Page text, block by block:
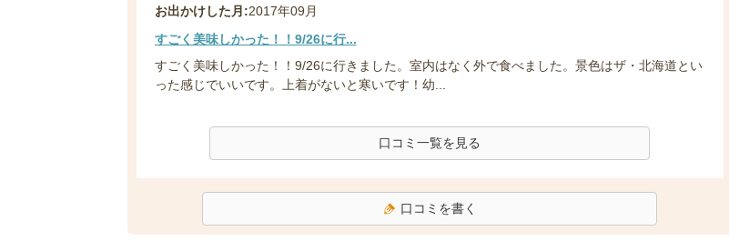
お出かけした月:2017年09月
すごく美味しかった！！9/26に行...
すごく美味しかった！！9/26に行きました。室内はなく外で食べました。景色はザ・北海道とい
った感じでいいです。上着がないと寒いです！幼...
口コミ一覧を見る
口コミを書く